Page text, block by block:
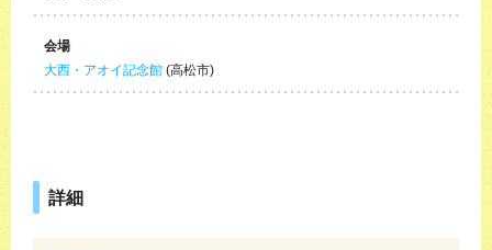
会場
大西・アオイ記念館 (高松市)
詳細